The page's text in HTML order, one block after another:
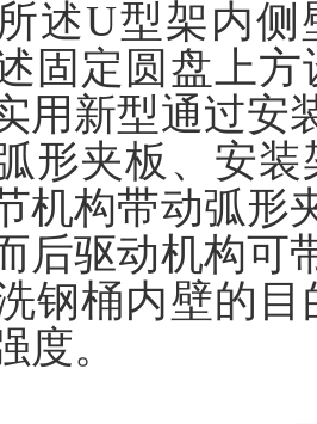
述U型架内
固定圆盘上
用新型通过安
形夹板、安
机构带动弧形
后驱动机构可
钢桶内壁的
度。